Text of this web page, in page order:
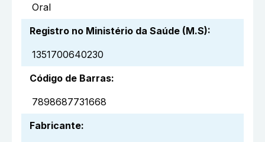
Oral
Registro no Ministério da Saúde (M.S):
1351700640230
Código de Barras:
7898687731668
Fabricante: